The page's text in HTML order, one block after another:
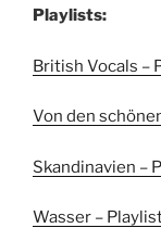
Playlists:
British Vocals –
Von den
Skandinavien –
Wasser –